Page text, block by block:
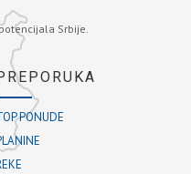
Srbije.
PONUDE